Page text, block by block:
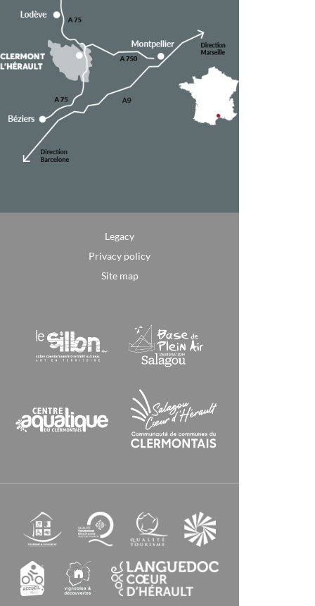
Legacy
Privacy policy
Site map